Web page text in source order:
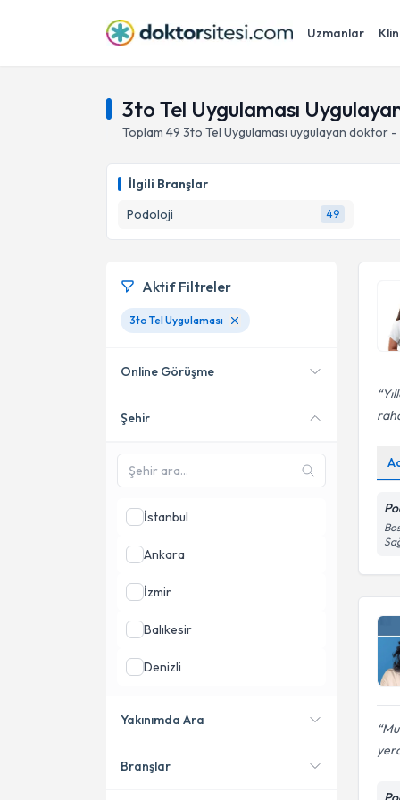
Uzmanlar
3to Tel Uygulaması
Toplam 49 3to Tel Uygulaması uygulayan doktor -
İlgili Branşlar
Podoloji
49
Aktif Filtreler
3to Tel Uygulaması
Online Görüşme
Online danışmanlık sunan
Şehir
İstanbul
Ankara
İzmir
Balıkesir
Denizli
Yakınımda Ara
Konumuma yakın uzmanları
Branşlar